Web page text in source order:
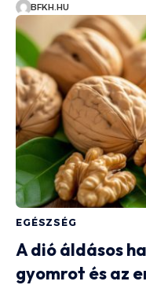
BFKH.HU
EGÉSZSÉG
A dió áldásos
gyomrot és az